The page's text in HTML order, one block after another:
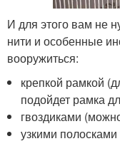
И для этого вам не
нити и особенные
вооружиться:
крепкой рамкой
подойдет рамка
гвоздиками
узкими